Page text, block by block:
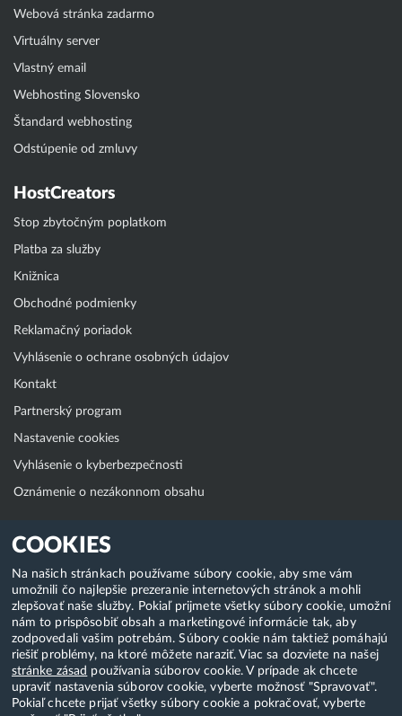
COOKIES
Na našich stránkach používame súbory cookie, aby sme vám
umožnili čo najlepšie prezeranie internetových stránok a mohli
zlepšovať naše služby. Pokiaľ prijmete všetky súbory cookie, umožní
nám to prispôsobiť obsah a marketingové informácie tak, aby
zodpovedali vašim potrebám. Súbory cookie nám taktiež pomáhajú
riešiť problémy, na ktoré môžete naraziť. Viac sa dozviete na našej
stránke zásad používania súborov cookie. V prípade ak chcete
upraviť nastavenia súborov cookie, vyberte možnosť "Spravovať".
Pokiaľ chcete prijať všetky súbory cookie a pokračovať, vyberte
Webová stránka zadarmo
Virtuálny server
Vlastný email
Webhosting Slovensko
Štandard webhosting
Odstúpenie od zmluvy
HostCreators
Stop zbytočným poplatkom
Platba za služby
Knižnica
Obchodné podmienky
Reklamačný poriadok
Vyhlásenie o ochrane osobných údajov
Kontakt
Partnerský program
Nastavenie cookies
Vyhlásenie o kyberbezpečnosti
Oznámenie o nezákonnom obsahu
Klientská zóna
WebAdmin
WebMail
Zmena hesla (E-mail, FTP, SSH)
Webhosting
Domény